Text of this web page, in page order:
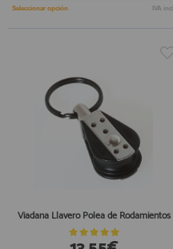
Seleccionar opción IVA incl.
Viadana Llavero Polea de Rodamientos